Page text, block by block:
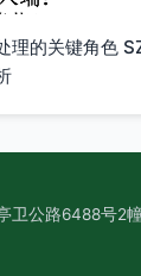
理的关键角色
卫公路6488号2